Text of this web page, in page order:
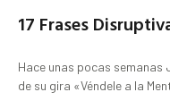
17 Frases
Hace unas pocas
de su gira «Véndele a la